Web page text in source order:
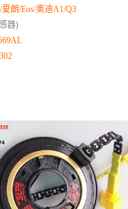
朗/Eos/奥迪A1/Q3
器)